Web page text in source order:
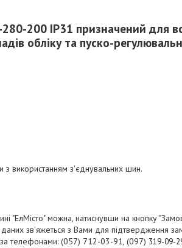
200 IP31 призначений для
обліку та пуско-
використанням з'єднувальних шин.
"ЕлМісто" можна, натиснувши на кнопку
зв'яжеться з Вами для підтвердження
телефонами: (057) 712-03-91, (097) 319-09-